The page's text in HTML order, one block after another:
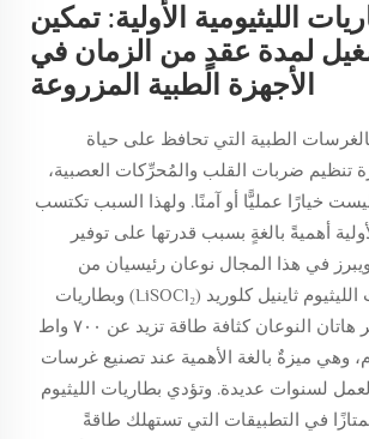
الليثيومية الأولية: تمكين
لمدة عقدٍ من الزمان في
الأجهزة الطبية المزروعة
الطبية التي تحافظ على حياة
تنظيم ضربات القلب والمُحرِّكات العصبية،
خيارًا عمليًّا أو آمنًا. ولهذا السبب تكتسب
أهميةً بالغةٍ بسبب قدرتها على توفير
في هذا المجال نوعان رئيسيان من
البطاريات: بطاريات الليثيوم ثاينيل كلوريد (LiSOCl₂) وبطاريات
الليثيوم يوديد. وتوفِّر هاتان النوعان كثافة طاقة تزيد عن ٧٠٠ واط
وهي ميزةٌ بالغة الأهمية عند تصنيع غرسات
لسنوات عديدة. وتؤدي بطاريات الليثيوم
ممتازًا في التطبيقات التي تستهلك طاقةً